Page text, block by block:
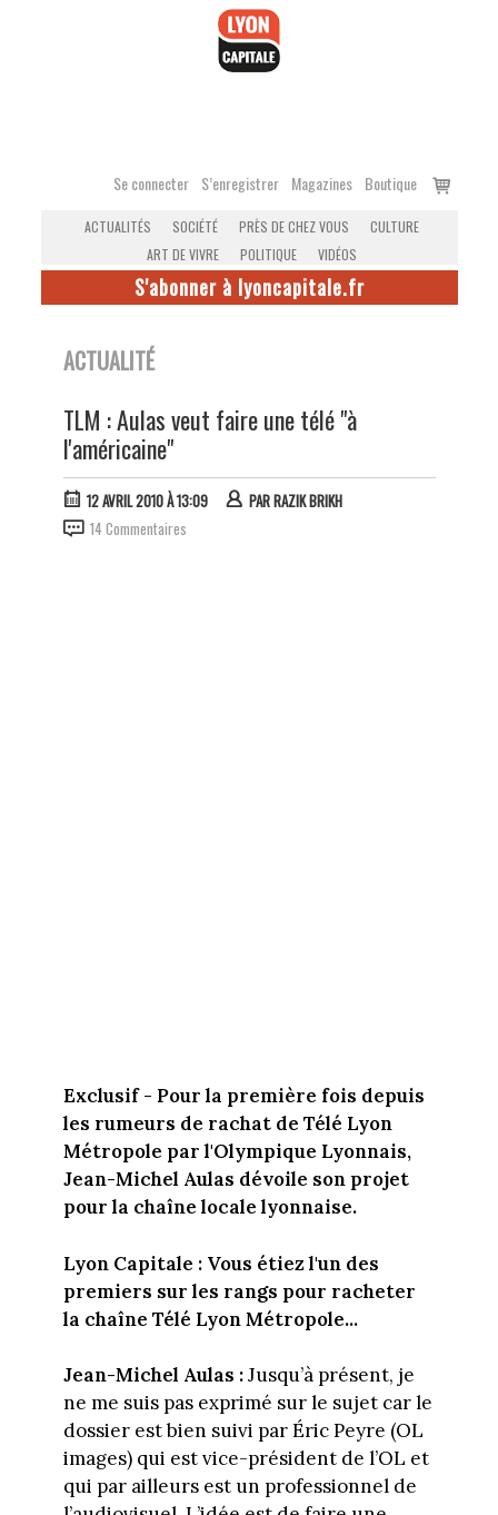
Se connecter S’enregistrer Magazines Boutique
Voir
ACTUALITÉS SOCIÉTÉ PRÈS DE CHEZ VOUS
CULTURE
ART DE VIVRE
POLITIQUE VIDÉOS
S'abonner à lyoncapitale.fr
ACTUALITÉ
TLM : Aulas veut faire une télé "à
l'américaine"
12 AVRIL 2010 À 13:09 PARRAZIK BRIKH
14 Commentaires
Exclusif - Pour la première fois depuis
les rumeurs de rachat de Télé Lyon
Métropole par l'Olympique Lyonnais,
Jean-Michel Aulas dévoile son projet
pour la chaîne locale lyonnaise.
Lyon Capitale : Vous étiez l'un des
premiers sur les rangs pour racheter
la chaîne Télé Lyon Métropole...
Jean-Michel Aulas :Jusqu’à présent, je
ne me suis pas exprimé sur le sujet car le
dossier est bien suivi par Éric Peyre (OL
images) qui est vice-président de l’OL et
qui par ailleurs est un professionnel de